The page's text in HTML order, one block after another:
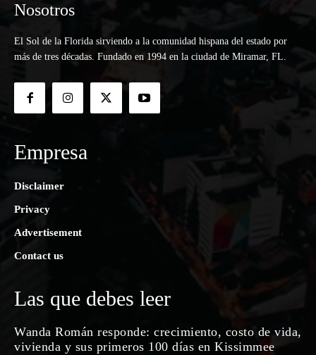
Nosotros
El Sol de la Florida sirviendo a la comunidad hispana del estado por
más de tres décadas. Fundado en 1994 en la ciudad de Miramar, FL.
Empresa
Disclaimer
Privacy
Advertisement
Contact us
Las que debes leer
Wanda Román responde: crecimiento, costo de vida,
vivienda y sus primeros 100 días en Kissimmee